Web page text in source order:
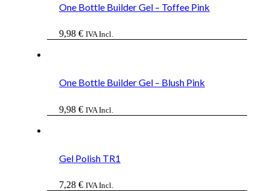
One Bottle Builder Gel – Toffee Pink
9,98 € IVA Incl.
One Bottle Builder Gel – Blush Pink
9,98 € IVA Incl.
Gel Polish TR1
7,28 € IVA Incl.